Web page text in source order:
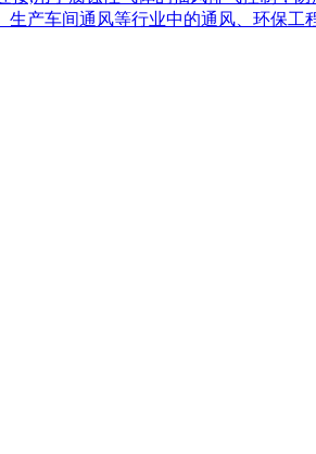
产车间通风等行业中的通风、环保